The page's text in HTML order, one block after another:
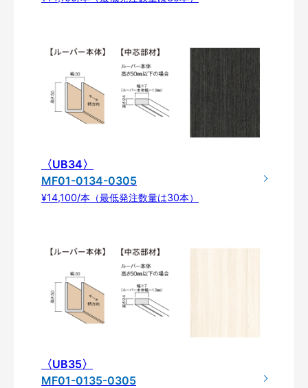
〈UB34〉
MF01-0134-0305
¥14,100/本（最低発注数量は30本）
〈UB35〉
MF01-0135-0305